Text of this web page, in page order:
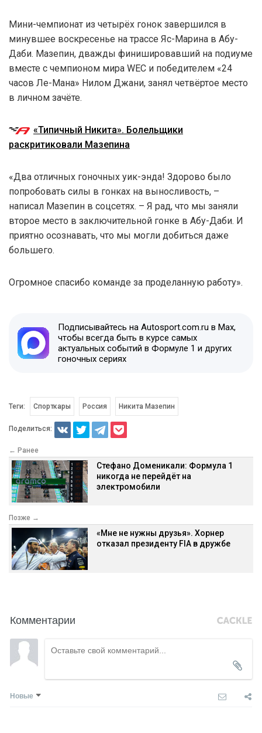
Мини-чемпионат из четырёх гонок завершился в
минувшее воскресенье на трассе Яс-Марина в Абу-
Даби. Мазепин, дважды финишировавший на подиуме
вместе с чемпионом мира WEC и победителем «24
часов Ле-Мана» Нилом Джани, занял четвёртое место
в личном зачёте.
«Типичный Никита». Болельщики
раскритиковали Мазепина
«Два отличных гоночных уик-энда! Здорово было
попробовать силы в гонках на выносливость, –
написал Мазепин в соцсетях. – Я рад, что мы заняли
второе место в заключительной гонке в Абу-Даби. И
приятно осознавать, что мы могли добиться даже
большего.
Огромное спасибо команде за проделанную работу».
Подписывайтесь на Autosport.com.ru в Max,
чтобы всегда быть в курсе самых
актуальных событий в Формуле 1 и других
гоночных сериях
Теги: Спорткары Россия Никита Мазепин
Поделиться:
← Ранее
Стефано Доменикали: Формула 1
никогда не перейдёт на
электромобили
Позже →
«Мне не нужны друзья». Хорнер
отказал президенту FIA в дружбе
Комментарии
Новые